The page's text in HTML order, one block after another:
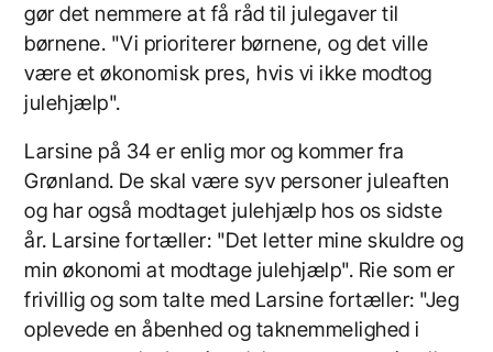
gør det nemmere at få råd til julegaver til
børnene. "Vi prioriterer børnene, og det ville
være et økonomisk pres, hvis vi ikke modtog
julehjælp".
Larsine på 34 er enlig mor og kommer fra
Grønland. De skal være syv personer juleaften
og har også modtaget julehjælp hos os sidste
år. Larsine fortæller: "Det letter mine skuldre og
min økonomi at modtage julehjælp". Rie som er
frivillig og som talte med Larsine fortæller: "Jeg
oplevede en åbenhed og taknemmelighed i